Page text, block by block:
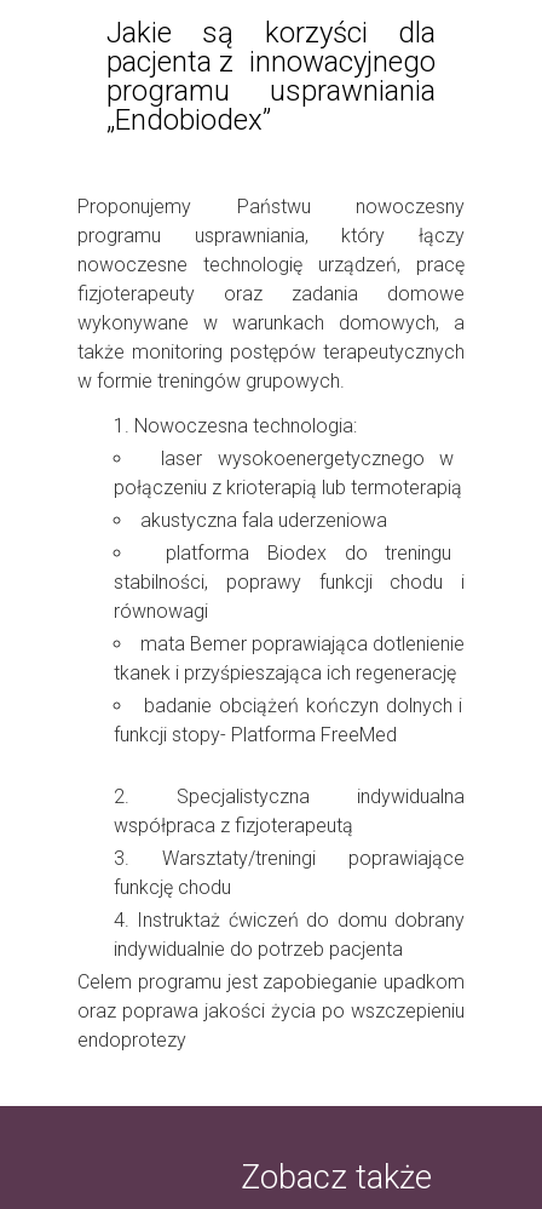
Jakie są korzyści dla
pacjenta z innowacyjnego
programu usprawniania
„Endobiodex”
Proponujemy Państwu nowoczesny
programu usprawniania, który łączy
nowoczesne technologię urządzeń, pracę
fizjoterapeuty oraz zadania domowe
wykonywane w warunkach domowych, a
także monitoring postępów terapeutycznych
w formie treningów grupowych.
Nowoczesna technologia:
laser wysokoenergetycznego w
połączeniu z krioterapią lub termoterapią
akustyczna fala uderzeniowa
platforma Biodex do treningu
stabilności, poprawy funkcji chodu i
równowagi
mata Bemer poprawiająca dotlenienie
tkanek i przyśpieszająca ich regenerację
badanie obciążeń kończyn dolnych i
funkcji stopy- Platforma FreeMed
Specjalistyczna indywidualna
współpraca z fizjoterapeutą
Warsztaty/treningi poprawiające
funkcję chodu
Instruktaż ćwiczeń do domu dobrany
indywidualnie do potrzeb pacjenta
Celem programu jest zapobieganie upadkom
oraz poprawa jakości życia po wszczepieniu
endoprotezy
Zobacz także